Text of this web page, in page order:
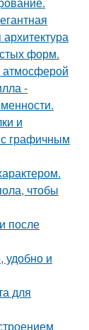
форм.
атмосферой
-
и
графичным
чтобы
после
удобно и
для